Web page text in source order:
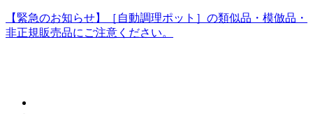
【緊急のお知らせ】［自動調理ポット］の類似品・模倣品・
非正規販売品にご注意ください。